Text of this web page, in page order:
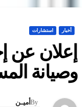
أخبار استشارات
عن
Byأميــن